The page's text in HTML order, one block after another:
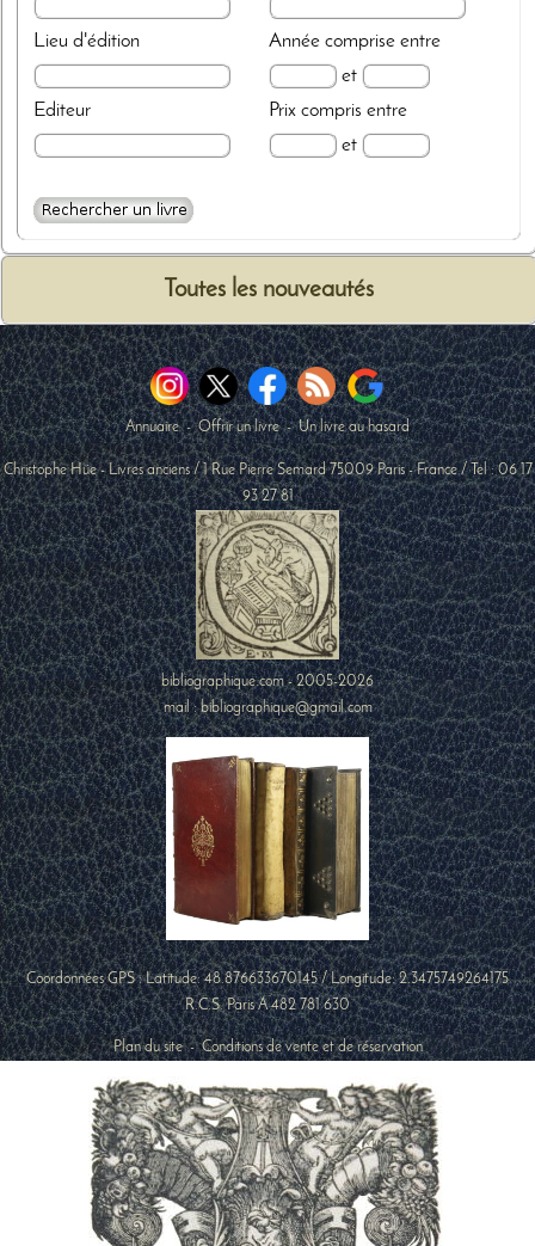
Lieu d'édition
Editeur
Annéecomprise entre
et
Prixcompris entre
et
Toutes les nouveautés
Annuaire-Offrir un livre-Un livre au hasard
Christophe Hüe - Livres anciens /1 Rue Pierre Semard 75009 Paris-France / Tel :06 17
93 27 81
bibliographique.com - 2005-2026
mail : bibliographique@gmail.com
Coordonnées GPS : Latitude:48.876633670145/ Longitude:2.3475749264175
R.C.S. Paris A 482 781 630
Plan du site-Conditions de vente et de réservation